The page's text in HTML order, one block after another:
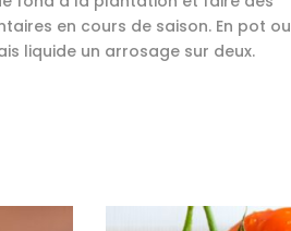
en cours de saison. En pot ou
liquide un arrosage sur deux.